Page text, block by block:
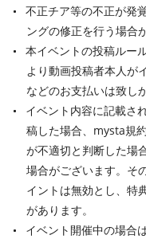
不正チア等の不正が発
ングの修正を行う場合
本イベントの投稿ルー
より動画投稿者本人が
などのお支払いは致し
イベント内容に記載さ
稿した場合、mysta規
が不適切と判断した場
場合がございます。そ
イントは無効とし、特
があります。
イベント開催中の場合